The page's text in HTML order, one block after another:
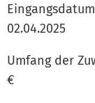
Umfang der